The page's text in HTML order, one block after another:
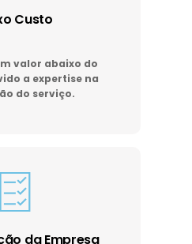
Custo
valor abaixo do
a expertise na
do serviço.
da Empresa